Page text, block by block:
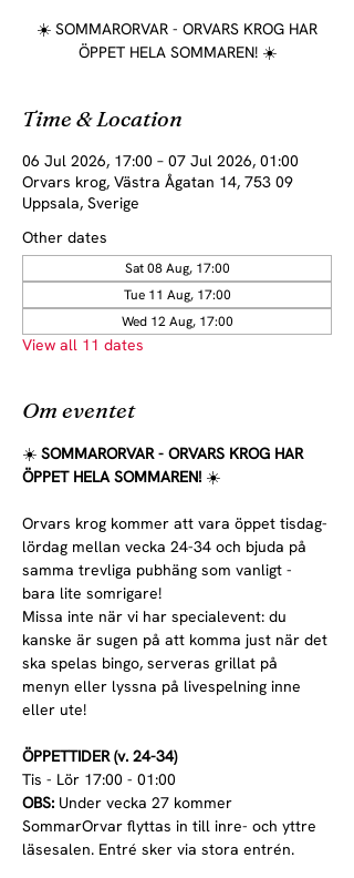
☀️ SOMMARORVAR - ORVARS KROG HAR
ÖPPET HELA SOMMAREN! ☀️
Time & Location
06 Jul 2026, 17:00 – 07 Jul 2026, 01:00
Orvars krog, Västra Ågatan 14, 753 09
Uppsala, Sverige
Other dates
Sat 08 Aug, 17:00
Tue 11 Aug, 17:00
Wed 12 Aug, 17:00
View all 11 dates
Om eventet
☀️ SOMMARORVAR - ORVARS KROG HAR
ÖPPET HELA SOMMAREN! ☀️
Orvars krog kommer att vara öppet tisdag-
lördag mellan vecka 24-34 och bjuda på
samma trevliga pubhäng som vanligt -
bara lite somrigare!
Missa inte när vi har specialevent: du
kanske är sugen på att komma just när det
ska spelas bingo, serveras grillat på
menyn eller lyssna på livespelning inne
eller ute!
ÖPPETTIDER (v. 24-34)
Tis - Lör 17:00 - 01:00
OBS: Under vecka 27 kommer
SommarOrvar flyttas in till inre- och yttre
läsesalen. Entré sker via stora entrén.